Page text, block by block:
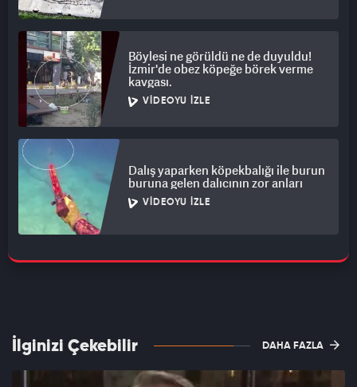
Böylesi ne görüldü ne de duyuldu!
İzmir'de obez köpeğe börek verme
kavgası.
VIDEOYU İZLE
Dalış yaparken köpekbalığı ile burun
buruna gelen dalıcının zor anları
VIDEOYU İZLE
İlginizi Çekebilir DAHA FAZLA